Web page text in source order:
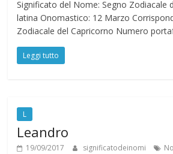
Significato del Nome: Segno Zodiacale
latina Onomastico: 12 Marzo
Zodiacale del Capricorno Numero
Leggi tutto
L
Leandro
19/09/2017 significatodeinomi